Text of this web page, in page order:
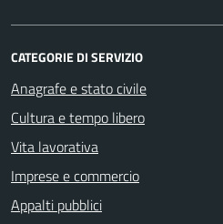
CATEGORIE DI SERVIZIO
Anagrafe e stato civile
Cultura e tempo libero
Vita lavorativa
Imprese e commercio
Appalti pubblici